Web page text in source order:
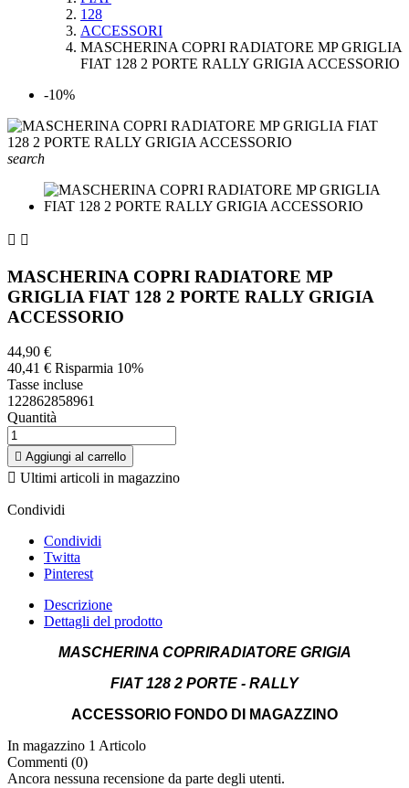
128
ACCESSORI
MASCHERINA COPRI RADIATORE MP GRIGLIA
FIAT 128 2 PORTE RALLY GRIGIA ACCESSORIO
-10%
search
 
MASCHERINA COPRI RADIATORE MP
GRIGLIA FIAT 128 2 PORTE RALLY GRIGIA
ACCESSORIO
44,90 €
40,41 € Risparmia 10%
Tasse incluse
122862858961
Quantità
 Aggiungi al carrello
 Ultimi articoli in magazzino
Condividi
Condividi
Twitta
Pinterest
Descrizione
Dettagli del prodotto
MASCHERINA COPRIRADIATORE GRIGIA
FIAT 128 2 PORTE - RALLY
ACCESSORIO FONDO DI MAGAZZINO
In magazzino 1 Articolo
Commenti (0)
Ancora nessuna recensione da parte degli utenti.